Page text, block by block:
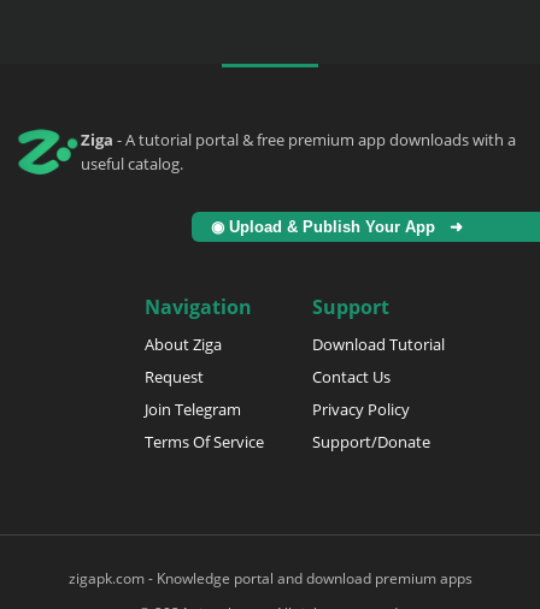
Ziga - A tutorial portal & free premium app downloads with a
useful catalog.
◉ Upload & Publish Your App ➜
Navigation
About Ziga
Request
Join Telegram
Terms Of Service
Support
Download Tutorial
Contact Us
Privacy Policy
Support/Donate
zigapk.com - Knowledge portal and download premium apps